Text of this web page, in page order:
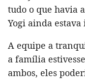
tudo o que havia
Yogi ainda
A equipe a
a família
ambos, eles